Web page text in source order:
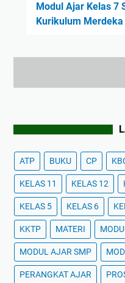
Modul Ajar Kelas 7
Kurikulum Merdeka
ATP BUKU CP
KELAS 11 KELAS 12
KELAS 5 KELAS 6
KKTP MATERI
MODUL AJAR SMP
PERANGKAT AJAR